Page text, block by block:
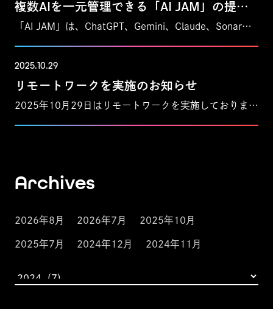
複数AIを一元管理できる「AI JAM」の提供開始
「AI JAM」は、ChatGPT、Gemini、Claude、Sonarなど主要な生成AIを1つにまとめ、用途に合わせて使い分けできるオールインワンプラットフォームです。操作は直感的で、非エンジニアでもすぐに利用可能。複数のAIを別々に契約・運用する手間やコストを解消するサービスです。
2025.10.29
リモートワークを実施のお知らせ
2025年10月29日はリモートワークを実施しております。
Archives
2026年8月 2026年7月 2025年10月
2025年7月 2024年12月 2024年11月